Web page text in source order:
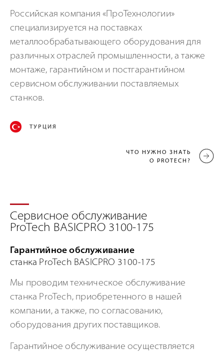
Российская компания «ПроТехнологии»
специализируется на поставках
металлообрабатывающего оборудования для
различных отраслей промышленности, а также
монтаже, гарантийном и постгарантийном
сервисном обслуживании поставляемых
станков.
ТУРЦИЯ
ЧТО НУЖНО ЗНАТЬ
О PROTECH?
Сервисное обслуживание
ProTech BASICPRO 3100-175
Гарантийное обслуживание
станка ProTech BASICPRO 3100-175
Мы проводим техническое обслуживание
станка ProTech, приобретенного в нашей
компании, а также, по согласованию,
оборудования других поставщиков.
Гарантийное обслуживание осуществляется